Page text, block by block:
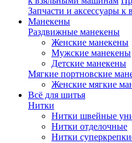
Запчасти и аксессуары
Манекены
Раздвижные манекены
Женские манекены
Мужские манекены
Детские манекены
Мягкие портновские
Женские мягкие
Всё для шитья
Нитки
Нитки швейные
Нитки отделочные
Нитки